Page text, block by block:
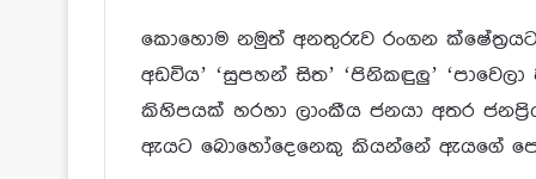
කොහොම නමුත් අනතුරුව රංගන
අඩවිය’ ‘සුපහන් සිත’ ‘පිනිකඳුලු’
කිහිපයක් හරහා ලාංකීය ජනයා අතර
ඇයට බොහෝදෙනෙකු කියන්නේ ඇයගේ